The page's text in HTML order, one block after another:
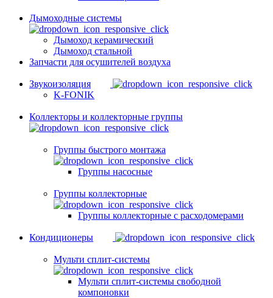
Дымоходные системы
Дымоход керамический
Дымоход стальной
Запчасти для осушителей воздуха
Звукоизоляция
K-FONIK
Коллекторы и коллекторные группы
Группы быстрого монтажа
Группы насосные
Группы коллекторные
Группы коллекторные с расходомерами
Кондиционеры
Мульти сплит-системы
Мульти сплит-системы свободной
компоновки